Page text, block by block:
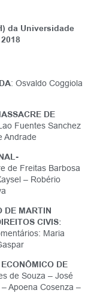
da Universidade
: Osvaldo Coggiola
DE
Fuentes Sanchez
Andrade
de Freitas Barbosa
– Robério
DE MARTIN
CIVIS:
Maria
DE
de Souza – José
Apoena Cosenza –